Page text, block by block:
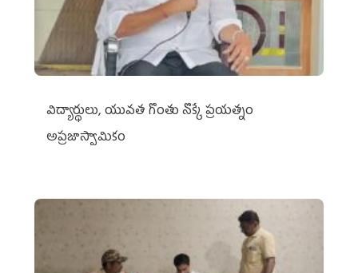
విద్యార్థులు, యువత గొంతు నొక్కే ప్రయత్నం
అప్రజాస్వామికం